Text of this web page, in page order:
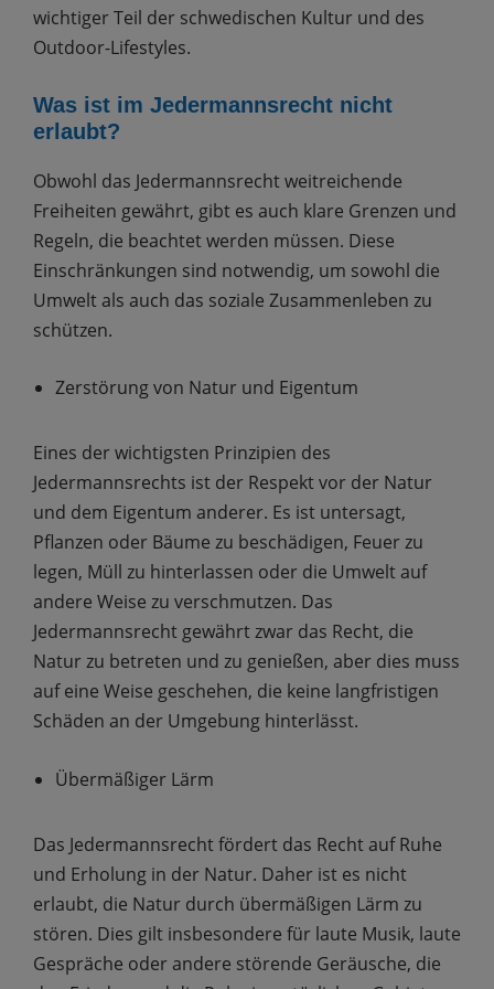
wichtiger Teil der schwedischen Kultur und des
Outdoor-Lifestyles.
Was ist im Jedermannsrecht nicht
erlaubt?
Obwohl das Jedermannsrecht weitreichende
Freiheiten gewährt, gibt es auch klare Grenzen und
Regeln, die beachtet werden müssen. Diese
Einschränkungen sind notwendig, um sowohl die
Umwelt als auch das soziale Zusammenleben zu
schützen.
Zerstörung von Natur und Eigentum
Eines der wichtigsten Prinzipien des
Jedermannsrechts ist der Respekt vor der Natur
und dem Eigentum anderer. Es ist untersagt,
Pflanzen oder Bäume zu beschädigen, Feuer zu
legen, Müll zu hinterlassen oder die Umwelt auf
andere Weise zu verschmutzen. Das
Jedermannsrecht gewährt zwar das Recht, die
Natur zu betreten und zu genießen, aber dies muss
auf eine Weise geschehen, die keine langfristigen
Schäden an der Umgebung hinterlässt.
Übermäßiger Lärm
Das Jedermannsrecht fördert das Recht auf Ruhe
und Erholung in der Natur. Daher ist es nicht
erlaubt, die Natur durch übermäßigen Lärm zu
stören. Dies gilt insbesondere für laute Musik, laute
Gespräche oder andere störende Geräusche, die